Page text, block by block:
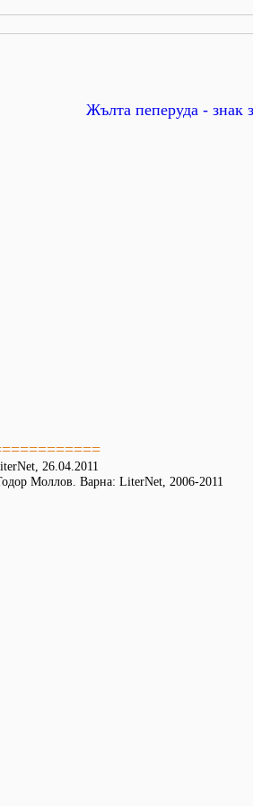
Жълта пеперуда - знак
26.04.2011
Моллов. Варна: LiterNet, 2006-2011